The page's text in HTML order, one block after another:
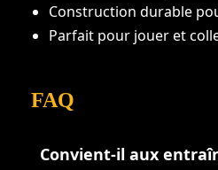
Construction durable
Parfait pour jouer et
FAQ
Convient-il aux